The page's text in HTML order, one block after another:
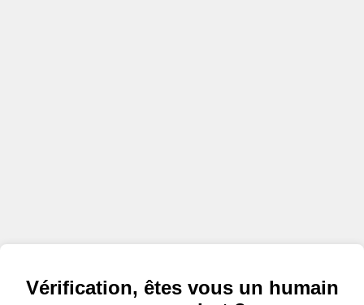
Vérification, êtes vous un humain